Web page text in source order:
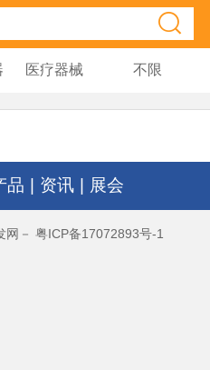
医疗器械 不限
品 资讯 展会
－ 粤ICP备17072893号-1